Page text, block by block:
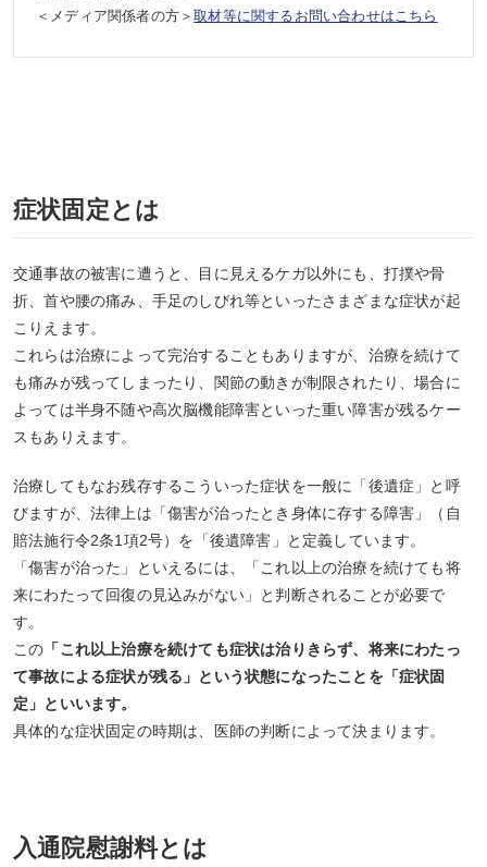
＜メディア関係者の方＞取材等に関するお問い合わせはこちら
症状固定とは
交通事故の被害に遭うと、目に見えるケガ以外にも、打撲や骨
折、首や腰の痛み、手足のしびれ等といったさまざまな症状が起
こりえます。
これらは治療によって完治することもありますが、治療を続けて
も痛みが残ってしまったり、関節の動きが制限されたり、場合に
よっては半身不随や高次脳機能障害といった重い障害が残るケー
スもありえます。
治療してもなお残存するこういった症状を一般に「後遺症」と呼
びますが、法律上は「傷害が治ったとき身体に存する障害」（自
賠法施行令2条1項2号）を「後遺障害」と定義しています。
「傷害が治った」といえるには、「これ以上の治療を続けても将
来にわたって回復の見込みがない」と判断されることが必要で
す。
この 「これ以上治療を続けても症状は治りきらず、将来にわたっ
て事故による症状が残る」という状態になったことを「症状固
定」といいます。
具体的な症状固定の時期は、医師の判断によって決まります。
入通院慰謝料とは